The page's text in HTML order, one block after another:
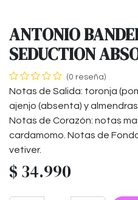
ANTONIO
SEDUCTION
(0 reseña)
Notas de Salida: toronja
ajenjo (absenta) y
Notas de Corazón: notas
cardamomo. Notas de
vetiver.
$ 34.990